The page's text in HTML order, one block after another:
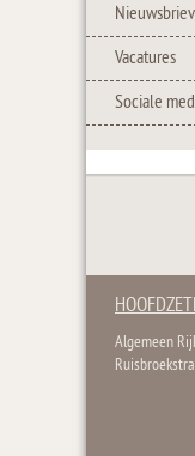
Vacatures
Sociale
Algemeen